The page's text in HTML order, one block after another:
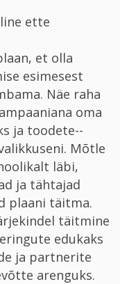
ette
et olla
esimesest
Näe raha
oma
ja toodete-­
Mõtle
läbi,
ja tähtajad
plaani täitma.
täitmine
edukaks
ja partnerite
arenguks.